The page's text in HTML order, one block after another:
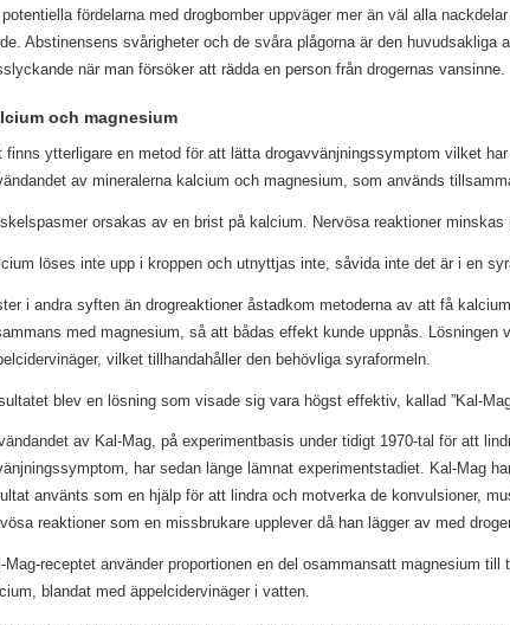
potentiella fördelarna med drogbomber uppväger mer än väl alla
Abstinensens svårigheter och de svåra plågorna är den huvudsakliga
när man försöker att rädda en person från drogernas vansinne.
och magnesium
finns ytterligare en metod för att lätta drogavvänjningssymptom vilket
av mineralerna kalcium och magnesium, som används
orsakas av en brist på kalcium. Nervösa reaktioner minskas
löses inte upp i kroppen och utnyttjas inte, såvida inte det är i en
i andra syften än drogreaktioner åstadkom metoderna av att få
med magnesium, så att bådas effekt kunde uppnås. Lösningen
vilket tillhandahåller den behövliga syraformeln.
blev en lösning som visade sig vara högst effektiv, kallad ”Kal-
av Kal-Mag, på experimentbasis under tidigt 1970-tal för att
har sedan länge lämnat experimentstadiet. Kal-Mag
använts som en hjälp för att lindra och motverka de konvulsioner,
reaktioner som en missbrukare upplever då han lägger av med
Mag-receptet använder proportionen en del osammansatt magnesium till
blandat med äppelcidervinäger i vatten.